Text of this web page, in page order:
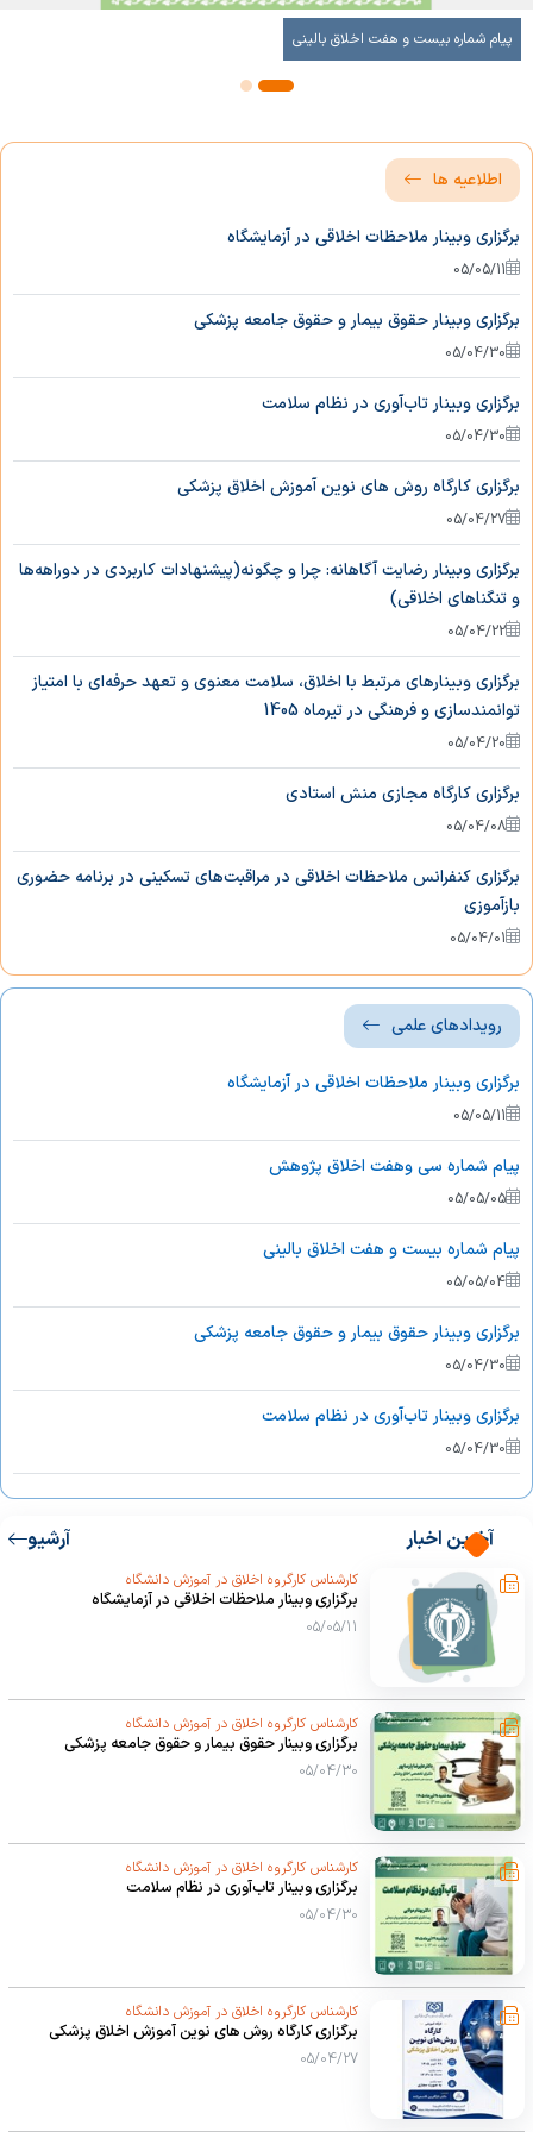
کارگروه خوی
کارگروه خلخال
شرح وظایف
گزارش عملکرد
مدرسه زمستانه 1403
طرح درس
مدیریت
نظرات و پیشنهادات
پیام شماره بیست و هفت اخلاق بالینی
پیام شماره سی و هفت اخلاق پژوهش
اطلاعیه ها
برگزاری وبینار ملاحظات اخلاقی در آزمایشگاه
05/05/11
برگزاری وبینار حقوق بیمار و حقوق جامعه پزشکی
05/04/30
برگزاری وبینار تاب‌آوری در نظام سلامت
05/04/30
برگزاری کارگاه روش های نوین آموزش اخلاق پزشکی
05/04/27
برگزاری وبینار رضایت آگاهانه: چرا و چگونه(پیشنهادات کاربردی در دوراهه‌ها
و تنگناهای اخلاقی)
05/04/22
برگزاری وبینارهای مرتبط با اخلاق، سلامت معنوی و تعهد حرفه‌ای با امتیاز
توانمندسازی و فرهنگی در تیرماه 1405
05/04/20
برگزاری کارگاه مجازی منش استادی
05/04/08
برگزاری کنفرانس ملاحظات اخلاقی در مراقبت‌های تسکینی در برنامه حضوری
بازآموزی
05/04/01
رویدادهای علمی
برگزاری وبینار ملاحظات اخلاقی در آزمایشگاه
05/05/11
پیام شماره سی وهفت اخلاق پژوهش
05/05/05
پیام شماره بیست و هفت اخلاق بالینی
05/05/04
برگزاری وبینار حقوق بیمار و حقوق جامعه پزشکی
05/04/30
برگزاری وبینار تاب‌آوری در نظام سلامت
05/04/30
برگزاری کارگاه روش های نوین آموزش اخلاق پزشکی
05/04/27
برگزاری وبینار رضایت آگاهانه: چرا و چگونه(پیشنهادات کاربردی در دوراهه‌ها
و تنگناهای اخلاقی)
05/04/22
برگزاری وبینارهای مرتبط با اخلاق، سلامت معنوی و تعهد حرفه‌ای با امتیاز
توانمندسازی و فرهنگی در تیرماه 1405
05/04/20
آخرین اخبار آرشیو
کارشناس کارگروه اخلاق در آموزش دانشگاه
برگزاری وبینار ملاحظات اخلاقی در آزمایشگاه
05/05/11
کارشناس کارگروه اخلاق در آموزش دانشگاه
برگزاری وبینار حقوق بیمار و حقوق جامعه پزشکی
05/04/30
کارشناس کارگروه اخلاق در آموزش دانشگاه
برگزاری وبینار تاب‌آوری در نظام سلامت
05/04/30
کارشناس کارگروه اخلاق در آموزش دانشگاه
برگزاری کارگاه روش های نوین آموزش اخلاق پزشکی
05/04/27